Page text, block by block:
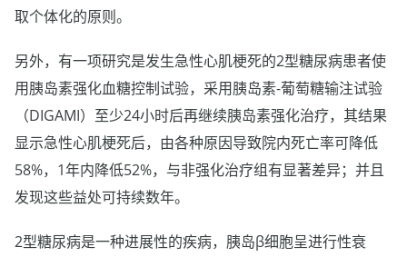
取个体化的原则。
另外，有一项研究是发生急性心肌梗死的2型糖尿病患者使
用胰岛素强化血糖控制试验，采用胰岛素-葡萄糖输注试验
（DIGAMI）至少24小时后再继续胰岛素强化治疗，其结果
显示急性心肌梗死后，由各种原因导致院内死亡率可降低
58%，1年内降低52%，与非强化治疗组有显著差异；并且
发现这些益处可持续数年。
2型糖尿病是一种进展性的疾病，胰岛β细胞呈进行性衰